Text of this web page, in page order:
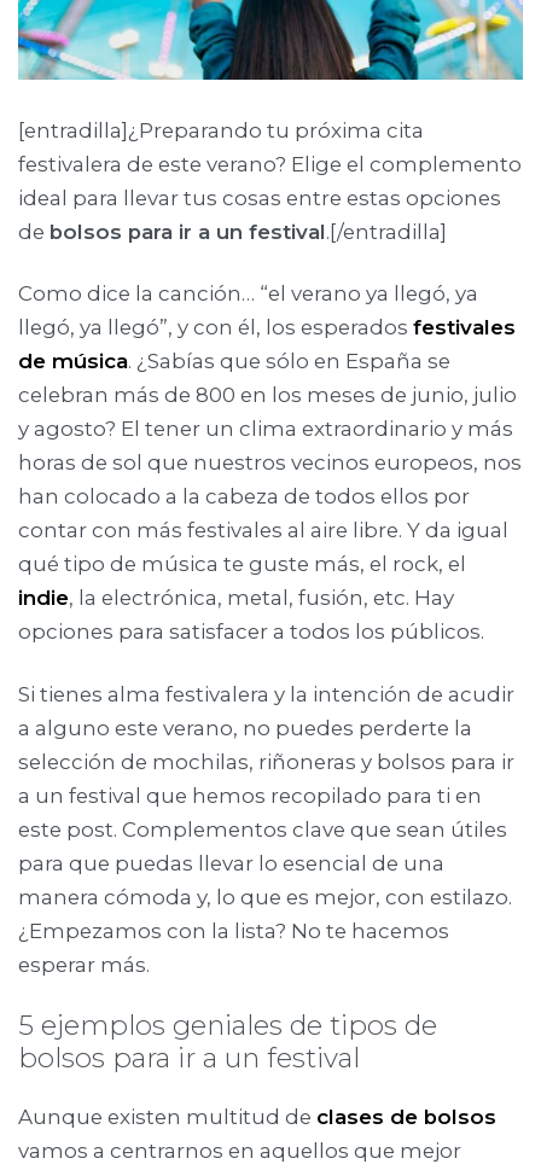
[entradilla]¿Preparando tu próxima cita
festivalera de este verano? Elige el complemento
ideal para llevar tus cosas entre estas opciones
de bolsos para ir a un festival.[/entradilla]
Como dice la canción… “el verano ya llegó, ya
llegó, ya llegó”, y con él, los esperados festivales
de música. ¿Sabías que sólo en España se
celebran más de 800 en los meses de junio, julio
y agosto? El tener un clima extraordinario y más
horas de sol que nuestros vecinos europeos, nos
han colocado a la cabeza de todos ellos por
contar con más festivales al aire libre. Y da igual
qué tipo de música te guste más, el rock, el
indie, la electrónica, metal, fusión, etc. Hay
opciones para satisfacer a todos los públicos.
Si tienes alma festivalera y la intención de acudir
a alguno este verano, no puedes perderte la
selección de mochilas, riñoneras y bolsos para ir
a un festival que hemos recopilado para ti en
este post. Complementos clave que sean útiles
para que puedas llevar lo esencial de una
manera cómoda y, lo que es mejor, con estilazo.
¿Empezamos con la lista? No te hacemos
esperar más.
5 ejemplos geniales de tipos de
bolsos para ir a un festival
Aunque existen multitud de clases de bolsos
vamos a centrarnos en aquellos que mejor